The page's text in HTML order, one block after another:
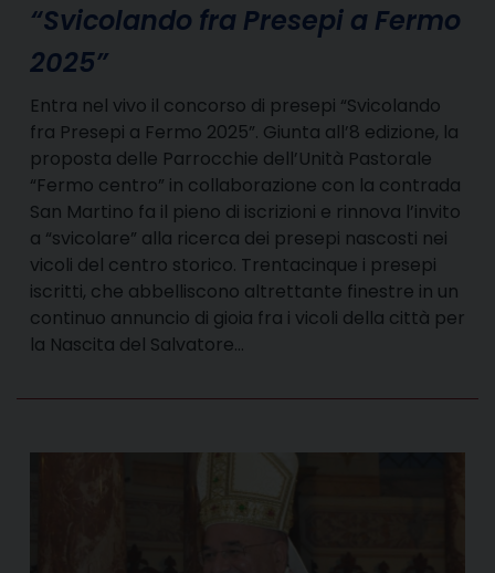
“Svicolando fra Presepi a Fermo
2025”
Entra nel vivo il concorso di presepi “Svicolando
fra Presepi a Fermo 2025”. Giunta all’8 edizione, la
proposta delle Parrocchie dell’Unità Pastorale
“Fermo centro” in collaborazione con la contrada
San Martino fa il pieno di iscrizioni e rinnova l’invito
a “svicolare” alla ricerca dei presepi nascosti nei
vicoli del centro storico. Trentacinque i presepi
iscritti, che abbelliscono altrettante finestre in un
continuo annuncio di gioia fra i vicoli della città per
la Nascita del Salvatore…